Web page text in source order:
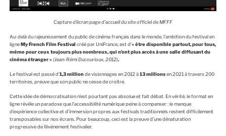
Capture d’écran page d’accueil du site officiel de MFFF
Au-delà du rajeunissement du public de cinéma français dans le monde, l’ambition du festival en
ligneMy French Film Festivalcréé par UniFrance, est d’« être disponible partout, pour tous,
même pour ceux toujours plus nombreux, qui n’ont plus accès à une salle diffusant du
cinéma étranger »(Jean-Rémi Ducourioux, 2012).
Le festival est passé d’1,3 millionde visionnages en 2012 à13 millionsen 2021 à travers 200
territoires, preuve que son public ne cesse de croître.
Cette idée de démocratisation n’est pourtant pas absolue et fait débat. En vérité, le format en
ligne révèle un paradoxe que l’accessibilité numérique peine à compenser : le manque
d’expérience collective et d’immersion propres aux festivals traditionnels restent difficilement
transposables sur nos écrans. Pour beaucoup, ceci est la preuve d’une dénaturation
progressive de l’événement festivalier.